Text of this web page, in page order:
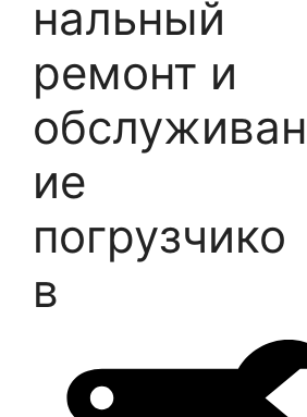
нальный
ремонт и
обслуживан
ие
погрузчико
в